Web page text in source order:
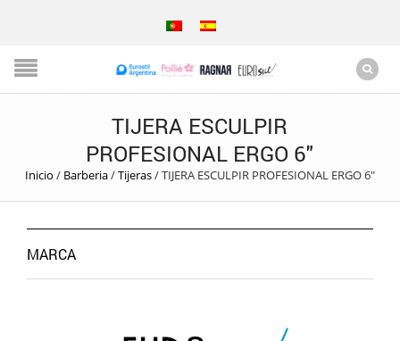
TIJERA ESCULPIR
PROFESIONAL ERGO 6″
Inicio/ Barberia/Tijeras/TIJERA ESCULPIR PROFESIONAL ERGO 6″
MARCA